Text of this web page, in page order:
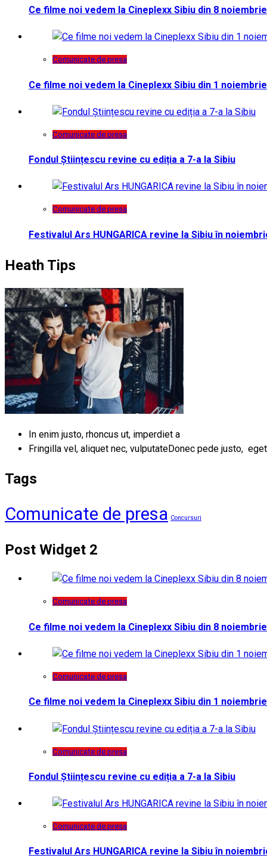
Ce filme noi vedem la Cineplexx Sibiu din 8 noiembrie
Comunicate de presa
Ce filme noi vedem la Cineplexx Sibiu din 1 noiembrie
Comunicate de presa
Fondul Științescu revine cu ediția a 7-a la Sibiu
Comunicate de presa
Festivalul Ars HUNGARICA revine la Sibiu în
Heath Tips
In enim justo, rhoncus ut, imperdiet a
Fringilla vel, aliquet nec, vulputateDonec pede justo,
Tags
Comunicate de presa Concursuri
Post Widget 2
Comunicate de presa
Ce filme noi vedem la Cineplexx Sibiu din 8 noiembrie
Comunicate de presa
Ce filme noi vedem la Cineplexx Sibiu din 1 noiembrie
Comunicate de presa
Fondul Științescu revine cu ediția a 7-a la Sibiu
Comunicate de presa
Festivalul Ars HUNGARICA revine la Sibiu în